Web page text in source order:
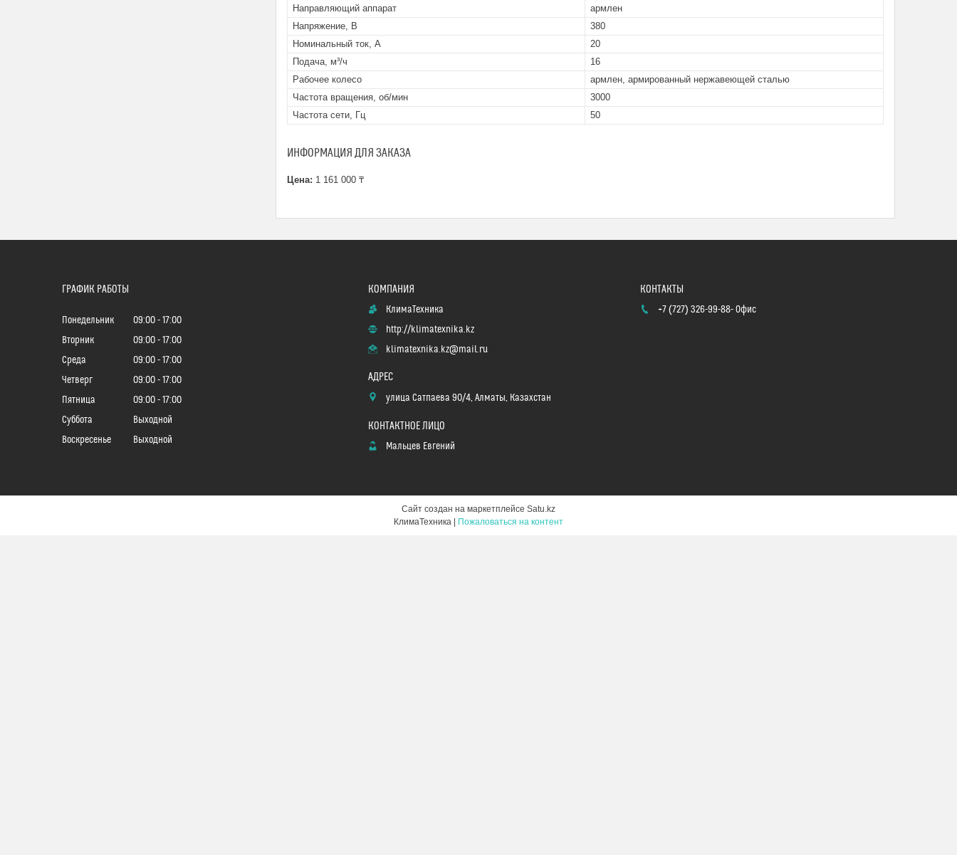
Направляющий аппарат
армлен
Напряжение, В
380
Номинальный ток, А
20
Подача, м³/ч
16
Рабочее колесо
армлен, армированный нержавеющей сталью
Частота вращения, об/мин
3000
Частота сети, Гц
50
ИНФОРМАЦИЯ ДЛЯ ЗАКАЗА
Цена: 1 161 000 ₸
ГРАФИК РАБОТЫ
Понедельник 09:00
17:00
Вторник
09:00
17:00
Среда
09:00
17:00
Четверг
09:00
17:00
Пятница
09:00
17:00
Суббота
Выходной
Воскресенье
Выходной
КлимаТехника
http://klimatexnika.kz
klimatexnika.kz@mail.ru
улица Сатпаева 90/4, Алматы, Казахстан
Мальцев Евгений
+7 (727) 326-99-88 Офис
Сайт создан на маркетплейсе Satu.kz
КлимаТехника | Пожаловаться на контент